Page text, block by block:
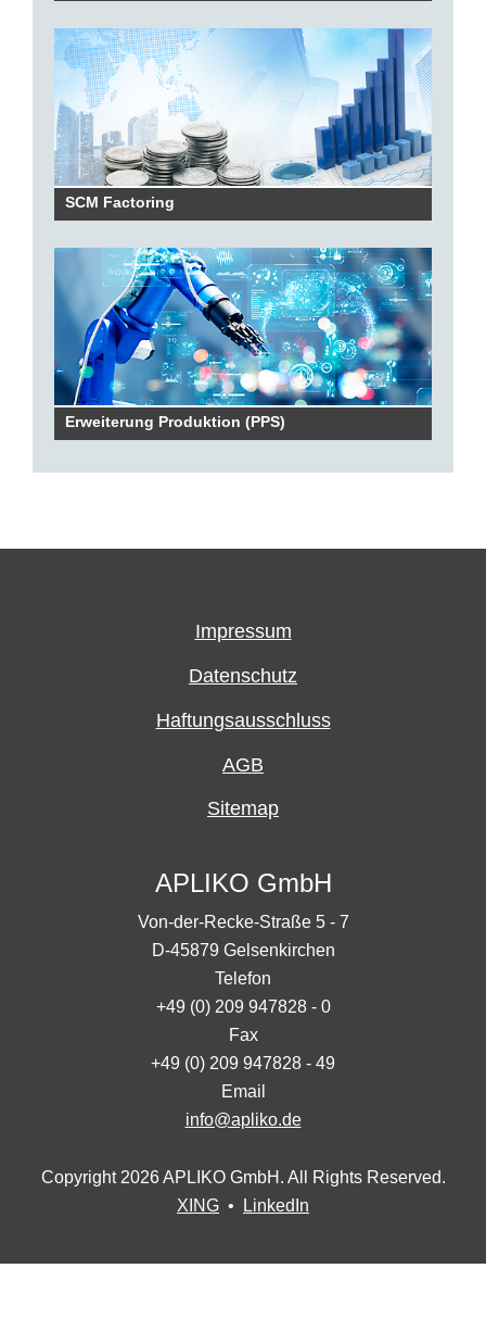
SCM Factoring
Erweiterung Produktion (PPS)
Impressum
Datenschutz
Haftungsausschluss
AGB
Sitemap
APLIKO GmbH
Von-der-Recke-Straße 5 - 7
D-45879 Gelsenkirchen
Telefon
+49 (0) 209 947828 - 0
Fax
+49 (0) 209 947828 - 49
Email
info@apliko.de
Copyright 2026 APLIKO GmbH. All Rights Reserved.
XING • LinkedIn